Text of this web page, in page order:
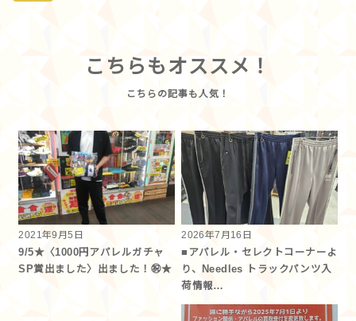
こちらもオススメ！
2021年9月5日
9/5★〈1000円アパレルガチャ
SP賞出ました〉出ました！㊗★
2026年7月16日
■アパレル・セレクトコーナーよ
り、Needles トラックパンツ入
荷情報…